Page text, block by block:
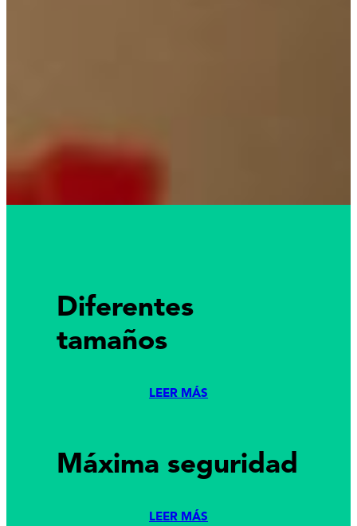
Diferentes
tamaños
LEER MÁS
Máxima seguridad
LEER MÁS